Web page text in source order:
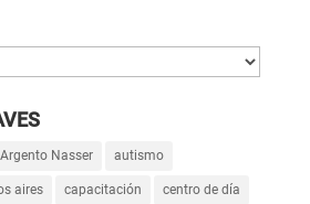
Nasser autismo
aires capacitación centro de día